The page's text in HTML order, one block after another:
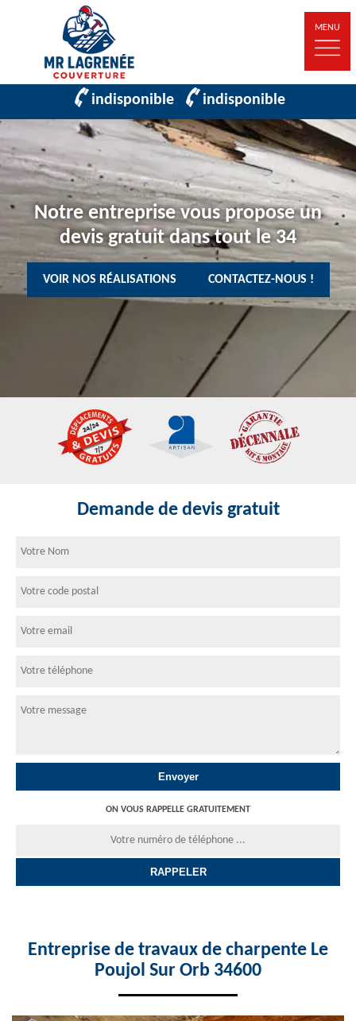
MENU
indisponible indisponible
Notre entreprise vous propose un
devis gratuit dans tout le 34
VOIR NOS RÉALISATIONS CONTACTEZ-NOUS !
Demande de devis gratuit
ON VOUS RAPPELLE GRATUITEMENT
Entreprise de travaux de charpente Le
Poujol Sur Orb 34600